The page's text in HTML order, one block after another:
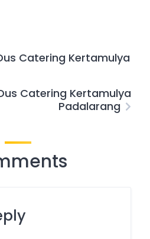
Catering Kertamulya
Catering Kertamulya
Padalarang